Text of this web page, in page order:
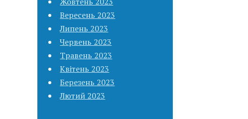
Вересень 2023
Липень 2023
Червень 2023
Травень 2023
Квітень 2023
Березень 2023
Лютий 2023